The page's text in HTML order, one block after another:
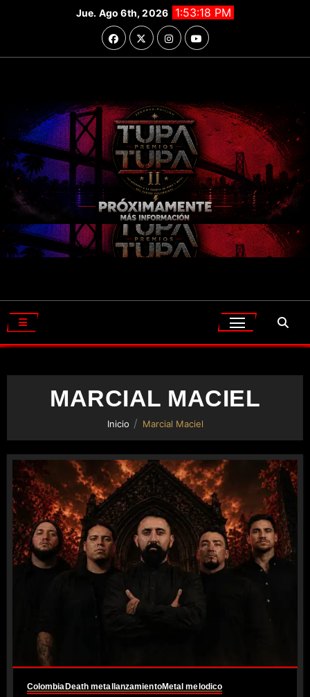
Jue. Ago 6th, 2026 1:53:19 PM
MARCIAL MACIEL
Inicio Marcial Maciel
ColombiaDeath metallanzamientoMetal melodico